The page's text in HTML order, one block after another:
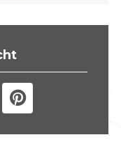
i